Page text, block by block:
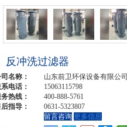
反冲洗过滤器
名称：
山东前卫环保设备有限公司
电话：
15063115798
热线：
400-888-5761
指导：
0631-5323807
留言咨询 更多信息